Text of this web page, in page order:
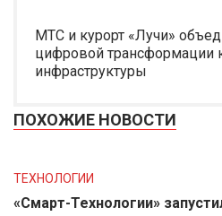
МТС и курорт «Лучи»
цифровой трансформации
инфраструктуры
ПОХОЖИЕ НОВОСТИ
ТЕХНОЛОГИИ
«Смарт-Технологии»